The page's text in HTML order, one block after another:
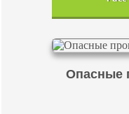
Опасные